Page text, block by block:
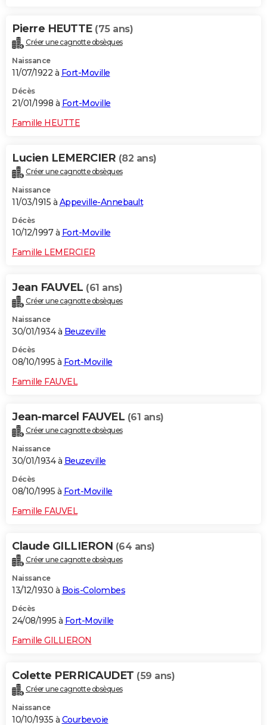
Pierre HEUTTE (75 ans)
Créer une cagnotte obsèques
Naissance
11/07/1922 à Fort-Moville
Décès
21/01/1998 à Fort-Moville
Famille HEUTTE
Lucien LEMERCIER (82 ans)
Créer une cagnotte obsèques
Naissance
11/03/1915 à Appeville-Annebault
Décès
10/12/1997 à Fort-Moville
Famille LEMERCIER
Jean FAUVEL (61 ans)
Créer une cagnotte obsèques
Naissance
30/01/1934 à Beuzeville
Décès
08/10/1995 à Fort-Moville
Famille FAUVEL
Jean-marcel FAUVEL (61 ans)
Créer une cagnotte obsèques
Naissance
30/01/1934 à Beuzeville
Décès
08/10/1995 à Fort-Moville
Famille FAUVEL
Claude GILLIERON (64 ans)
Créer une cagnotte obsèques
Naissance
13/12/1930 à Bois-Colombes
Décès
24/08/1995 à Fort-Moville
Famille GILLIERON
Colette PERRICAUDET (59 ans)
Créer une cagnotte obsèques
Naissance
10/10/1935 à Courbevoie